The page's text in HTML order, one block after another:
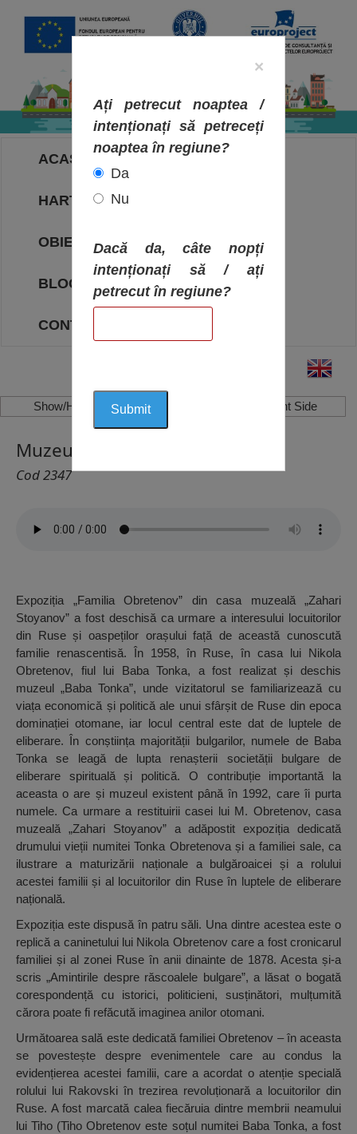
ACASA
HARTA OBIECTIVELOR
OBIECTIVE
BLOG
CONTACT
Show/Hide Left Side Show/Hide Right Side
Muzeul “Zahari Stoyanov”, Ruse
Cod 2347
Expoziția „Familia Obretenov” din casa muzeală „Zahari
Stoyanov” a fost deschisă ca urmare a interesului locuitorilor
din Ruse și oaspeților orașului față de această cunoscută
familie renascentisă. În 1958, în Ruse, în casa lui Nikola
Obretenov, fiul lui Baba Tonka, a fost realizat și deschis
muzeul „Baba Tonka”, unde vizitatorul se familiarizează cu
viața economică și politică ale unui sfârșit de Ruse din epoca
dominației otomane, iar locul central este dat de luptele de
eliberare. În conștiința majorității bulgarilor, numele de Baba
Tonka se leagă de lupta renașterii societății bulgare de
eliberare spirituală și politică. O contribuție importantă la
aceasta o are și muzeul existent până în 1992, care îi purta
numele. Ca urmare a restituirii casei lui M. Obretenov, casa
muzeală „Zahari Stoyanov” a adăpostit expoziția dedicată
drumului vieții numitei Tonka Obretenova și a familiei sale, ca
ilustrare a maturizării naționale a bulgăroaicei și a rolului
acestei familii și al locuitorilor din Ruse în luptele de eliberare
națională.
Expoziția este dispusă în patru săli. Una dintre acestea este o
replică a caninetului lui Nikola Obretenov care a fost cronicarul
familiei și al zonei Ruse în anii dinainte de 1878. Acesta și-a
scris „Amintirile despre răscoalele bulgare”, a lăsat o bogată
corespondență cu istorici, politicieni, susținători, mulțumită
cărora poate fi refăcută imaginea anilor otomani.
Următoarea sală este dedicată familiei Obretenov – în aceasta
se povestește despre evenimentele care au condus la
evidențierea acestei familii, care a acordat o atenție specială
rolului lui Rakovski în trezirea revoluționară a locuitorilor din
Ruse. A fost marcată calea fiecăruia dintre membrii neamului
lui Tiho (Tiho Obretenov este soțul numitei Baba Tonka, a fost
×
Ați petrecut noaptea /
intenționați să petreceți
noaptea în regiune?
Da
Nu
Dacă da, câte nopți
intenționați să / ați
petrecut în regiune?